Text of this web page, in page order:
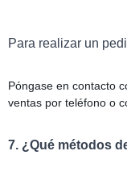
Para realizar un
Póngase en contacto
ventas por teléfono o
7. ¿Qué métodos